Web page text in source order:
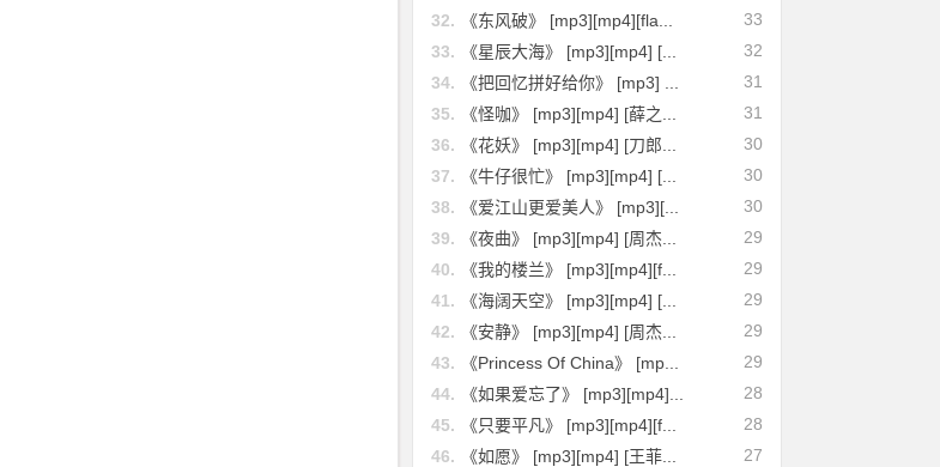
33
32.
《东风破》 [mp3][mp4][fla...
32
33.
《星辰大海》 [mp3][mp4] [...
31
34.
《把回忆拼好给你》 [mp3] ...
31
35.
《怪咖》 [mp3][mp4] [薛之...
30
36.
《花妖》 [mp3][mp4] [刀郎...
30
37.
《牛仔很忙》 [mp3][mp4] [...
30
38.
《爱江山更爱美人》 [mp3][...
29
39.
《夜曲》 [mp3][mp4] [周杰...
29
40.
《我的楼兰》 [mp3][mp4][f...
29
41.
《海阔天空》 [mp3][mp4] [...
29
42.
《安静》 [mp3][mp4] [周杰...
29
43.
《Princess Of China》 [mp...
28
44.
《如果爱忘了》 [mp3][mp4]...
28
45.
《只要平凡》 [mp3][mp4][f...
27
46.
《如愿》 [mp3][mp4] [王菲...